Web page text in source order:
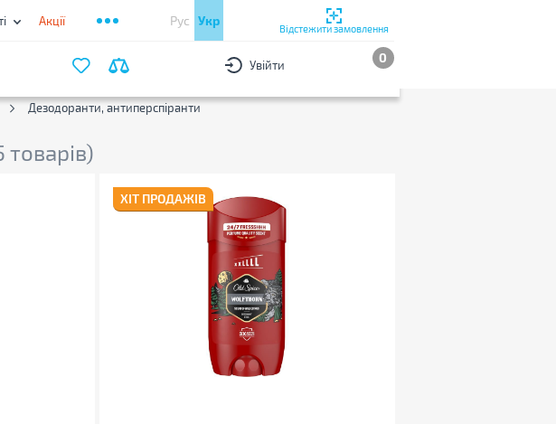
Акції Рус Укр
Відстежити замовлення
Увійти 0
Дезодоранти, антиперспіранти
товарів)
ФІЛЬТРИ За популярністю
ХІТ ПРОДАЖІВ